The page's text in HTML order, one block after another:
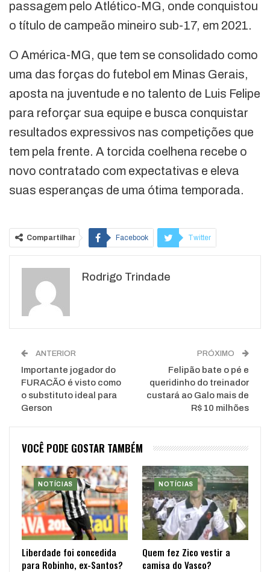
passagem pelo Atlético-MG, onde conquistou
o título de campeão mineiro sub-17, em 2021.
O América-MG, que tem se consolidado como
uma das forças do futebol em Minas Gerais,
aposta na juventude e no talento de Luis Felipe
para reforçar sua equipe e busca conquistar
resultados expressivos nas competições que
tem pela frente. A torcida coelhena recebe o
novo contratado com expectativas e eleva
suas esperanças de uma ótima temporada.
Compartilhar Facebook Twitter
WhatsApp
Rodrigo Trindade
ANTERIOR
Importante jogador do
FURACÃO é visto como
o substituto ideal para
Gerson
PRÓXIMO
Felipão bate o pé e
queridinho do treinador
custará ao Galo mais de
R$ 10 milhões
VOCÊ PODE GOSTAR TAMBÉM
NOTÍCIAS
Liberdade foi concedida
para Robinho, ex-Santos?
NOTÍCIAS
Quem fez Zico vestir a
camisa do Vasco?